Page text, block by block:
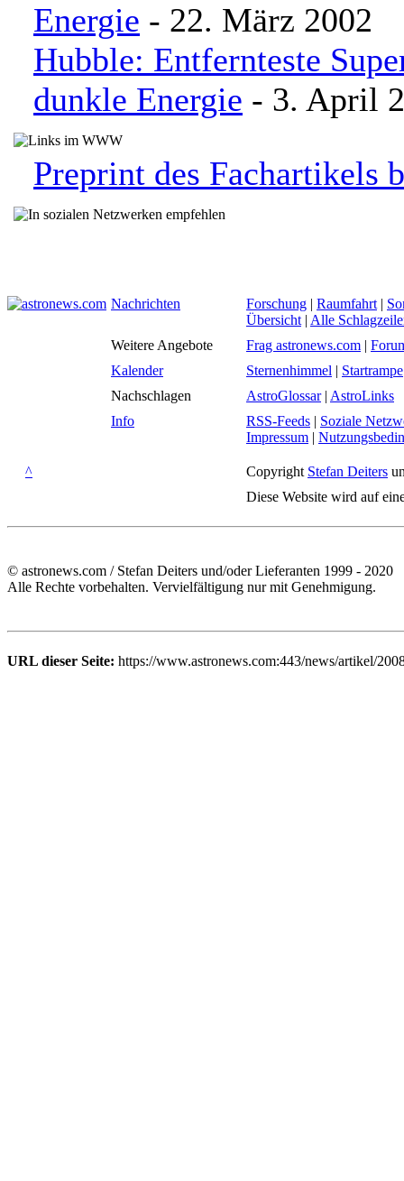
Energie - 22. März 2002
Hubble: Entfernteste
dunkle Energie - 3. April
Preprint des Fachartikels
Nachrichten Forschung | Raumfahrt |
Übersicht | Alle
Weitere Angebote
Frag astronews.com |
Kalender
Sternenhimmel | Startrampe
Nachschlagen
AstroGlossar| AstroLinks
Info
RSS-Feeds | Soziale
Impressum |
^ Copyright Stefan Deiters
Diese Website wird auf
© astronews.com / Stefan Deiters und/oder Lieferanten 1999 - 2020
Alle Rechte vorbehalten. Vervielfältigung nur mit Genehmigung.
URL dieser Seite: https://www.astronews.com:443/news/artikel/